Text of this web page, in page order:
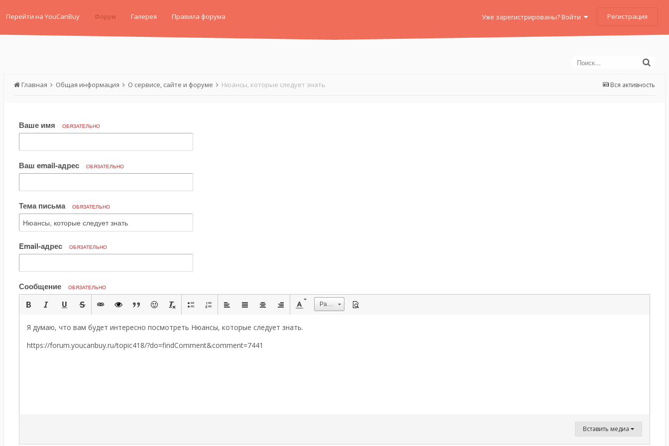
Перейти на YouCanBuy Форум Галерея Правила форума Уже зарегистрированы? Войти Регистрация
Вся активность
Главная Общая информация О сервисе, сайте и форуме Нюансы, которые следует знать
Ваше имя ОБЯЗАТЕЛЬНО
Ваш email-адрес ОБЯЗАТЕЛЬНО
Тема письма ОБЯЗАТЕЛЬНО
Email-адрес ОБЯЗАТЕЛЬНО
Сообщение ОБЯЗАТЕЛЬНО
Размер
Я думаю, что вам будет интересно посмотреть Нюансы, которые следует знать.
https://forum.youcanbuy.ru/topic418/?do=findComment&comment=7441
Вставить медиа